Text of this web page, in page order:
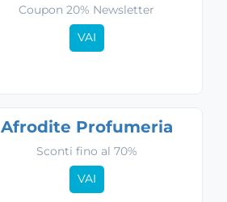
Coupon 20% Newsletter
VAI
Afrodite Profumeria
Sconti fino al 70%
VAI